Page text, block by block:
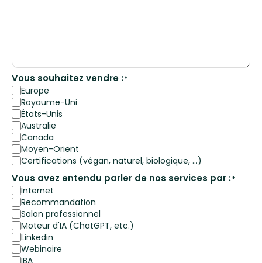
Vous souhaitez vendre :*
Europe
Royaume-Uni
États-Unis
Australie
Canada
Moyen-Orient
Certifications (végan, naturel, biologique, …)
Vous avez entendu parler de nos services par :*
Internet
Recommandation
Salon professionnel
Moteur d'IA (ChatGPT, etc.)
Linkedin
Webinaire
IBA